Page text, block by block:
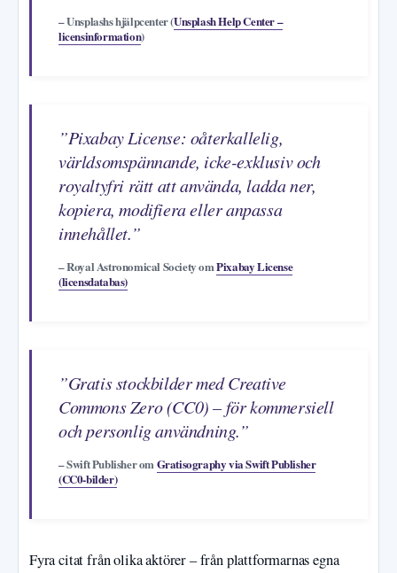
– Unsplashs hjälpcenter (Unsplash Help Center –
licensinformation)
”Pixabay License: oåterkallelig,
världsomspännande, icke-exklusiv och
royaltyfri rätt att använda, ladda ner,
kopiera, modifiera eller anpassa
innehållet.”
– Royal Astronomical Society omPixabay License
(licensdatabas)
”Gratis stockbilder med Creative
Commons Zero (CC0) – för kommersiell
och personlig användning.”
– Swift Publisher omGratisography via Swift Publisher
(CC0-bilder)
Fyra citat från olika aktörer – från plattformarnas egna